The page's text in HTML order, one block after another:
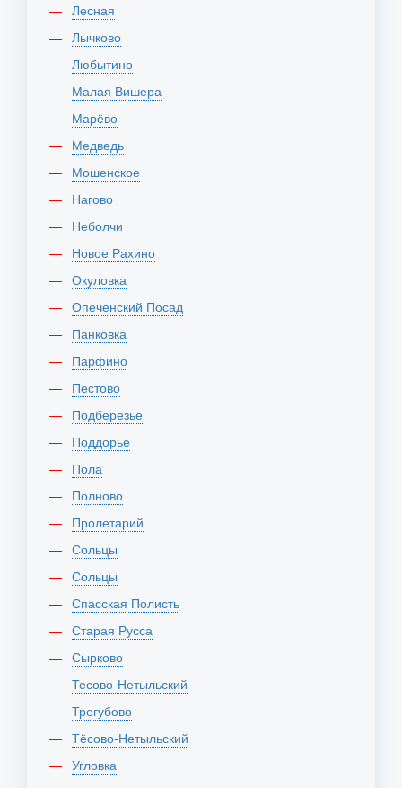
Лесная
Лычково
Любытино
Малая Вишера
Марёво
Медведь
Мошенское
Нагово
Неболчи
Новое Рахино
Окуловка
Опеченский Посад
Панковка
Парфино
Пестово
Подберезье
Поддорье
Пола
Полново
Пролетарий
Сольцы
Сольцы
Спасская Полисть
Старая Русса
Сырково
Тесово-Нетыльский
Трегубово
Тёсово-Нетыльский
Угловка